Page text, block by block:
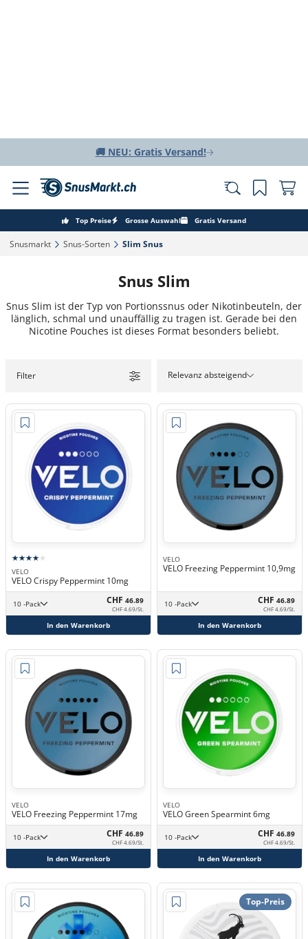
🚚 NEU: Gratis Versand!
Top Preise Grosse Auswahl Gratis Versand
Snusmarkt‎ Snus-Sorten‎ Slim Snus‎
Snus Slim
Snus Slim ist der Typ von Portionssnus oder Nikotinbeuteln, der
länglich, schmal und unauffällig zu tragen ist. Gerade bei den
Nicotine Pouches ist dieses Format besonders beliebt.
Filter Relevanz absteigend
VELO
VELO Crispy Peppermint 10mg
10 -Pack CHF 46.89
CHF 4.69/St.
In den Warenkorb
VELO
VELO Freezing Peppermint 10,9mg
10 -Pack CHF 46.89
CHF 4.69/St.
In den Warenkorb
VELO
VELO Freezing Peppermint 17mg
10 -Pack CHF 46.89
CHF 4.69/St.
In den Warenkorb
VELO
VELO Green Spearmint 6mg
10 -Pack CHF 46.89
CHF 4.69/St.
In den Warenkorb
Top-Preis